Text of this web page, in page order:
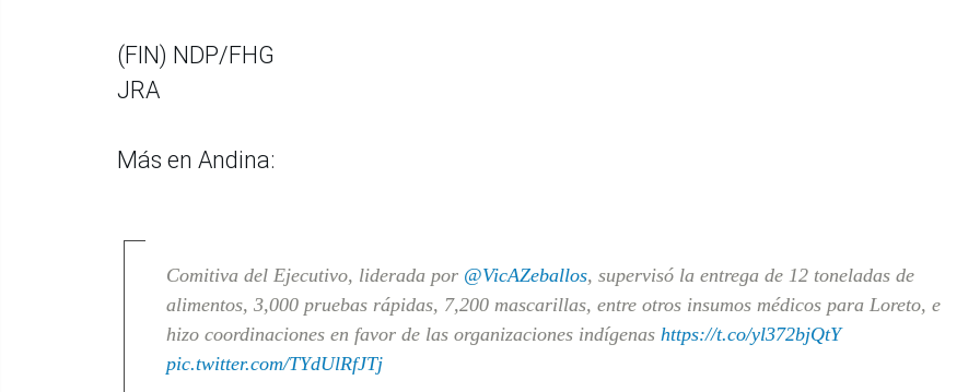
(FIN) NDP/FHG
JRA
Más en Andina:
Comitiva del Ejecutivo, liderada por @VicAZeballos, supervisó la entrega de 12 toneladas de
alimentos, 3,000 pruebas rápidas, 7,200 mascarillas, entre otros insumos médicos para Loreto, e
hizo coordinaciones en favor de las organizaciones indígenas https://t.co/yl372bjQtY
pic.twitter.com/TYdUlRfJTj